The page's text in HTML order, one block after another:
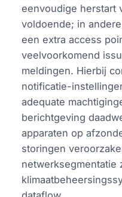
eenvoudige herstart
voldoende; in
een extra access
veelvoorkomend
meldingen. Hierbij
notificatie-
adequate
berichtgeving
apparaten op
storingen
netwerksegmentatie